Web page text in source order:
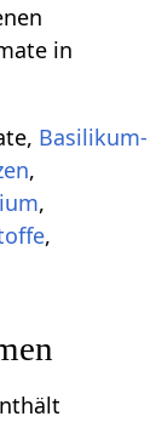
in
Basilikum-
,
,
,